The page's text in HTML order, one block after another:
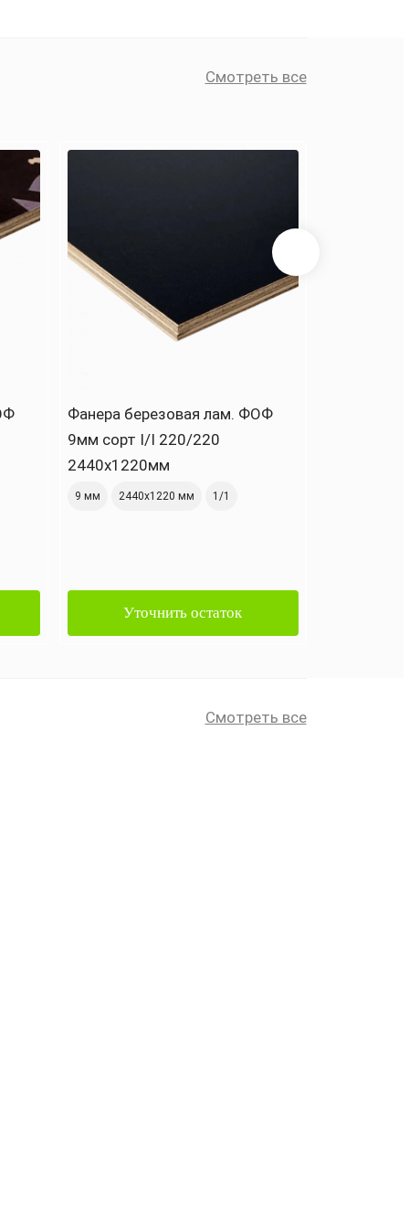
Смотреть все
Фанера березовая лам. ФОФ
9мм сорт I/I 220/220
2440х1220мм
9 мм 2440х1220 мм 1/1
Уточнить остаток
Смотреть все